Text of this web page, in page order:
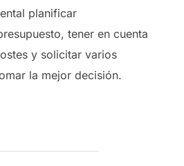
planificar
tener en cuenta
y solicitar varios
la mejor decisión.